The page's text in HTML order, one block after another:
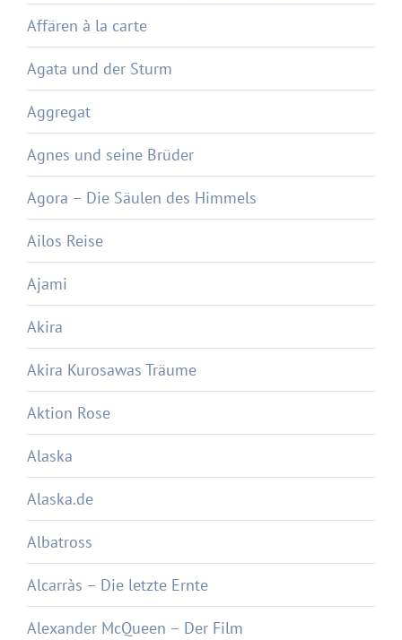
Affären à la carte
Agata und der Sturm
Aggregat
Agnes und seine Brüder
Agora – Die Säulen des Himmels
Ailos Reise
Ajami
Akira
Akira Kurosawas Träume
Aktion Rose
Alaska
Alaska.de
Albatross
Alcarràs – Die letzte Ernte
Alexander McQueen – Der Film